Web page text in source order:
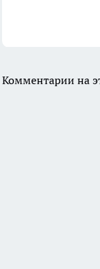
Комментарии на